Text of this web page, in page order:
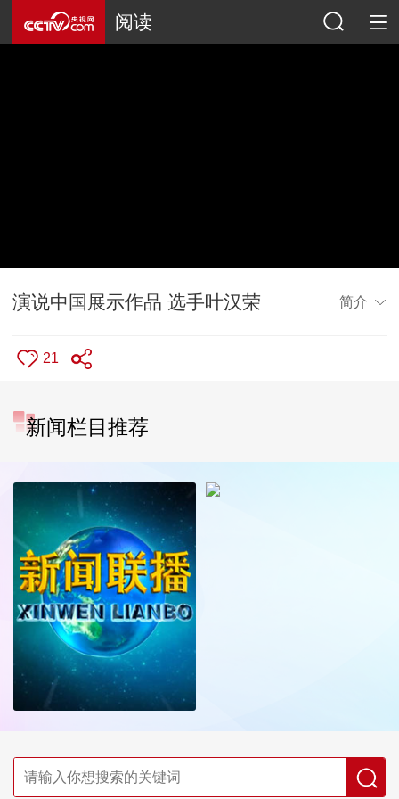
阅读
演说中国展示作品 选手叶汉荣 简介
21
新闻栏目推荐